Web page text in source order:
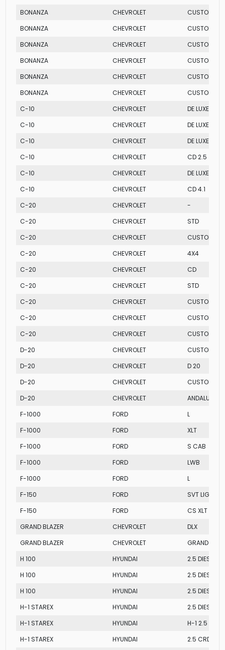
BONANZA
CHEVROLET
CUSTOM
BONANZA
CHEVROLET
CUSTOM S
BONANZA
CHEVROLET
CUSTOM S
BONANZA
CHEVROLET
CUSTOM S
BONANZA
CHEVROLET
CUSTOM L
BONANZA
CHEVROLET
CUSTOM
C-10
CHEVROLET
DE LUXE CD
C-10
CHEVROLET
DE LUXE CD
C-10
CHEVROLET
DE LUXE 2.5
C-10
CHEVROLET
CD 2.5
C-10
CHEVROLET
DE LUXE 4.1
C-10
CHEVROLET
CD 4.1
C-20
CHEVROLET
-
C-20
CHEVROLET
STD
C-20
CHEVROLET
CUSTOM DE
C-20
CHEVROLET
4X4
C-20
CHEVROLET
CD
C-20
CHEVROLET
STD
C-20
CHEVROLET
CUSTOM
C-20
CHEVROLET
CUSTOM
C-20
CHEVROLET
CUSTOM
D-20
CHEVROLET
CUSTOM S
D-20
CHEVROLET
D 20
D-20
CHEVROLET
CUSTOM
D-20
CHEVROLET
ANDALUZ
F-1000
FORD
L
F-1000
FORD
XLT
F-1000
FORD
S CAB
F-1000
FORD
LWB
F-1000
FORD
L
F-150
FORD
SVT
F-150
FORD
CS XLT
GRAND BLAZER
CHEVROLET
DLX
GRAND BLAZER
CHEVROLET
GRAND
H 100
HYUNDAI
2.5 DIESEL
H 100
HYUNDAI
2.5 DIESEL
H 100
HYUNDAI
2.5 DIESEL
H-1 STAREX
HYUNDAI
2.5 DIESEL
H-1 STAREX
HYUNDAI
H-1 2.5
H-1 STAREX
HYUNDAI
2.5 CRDI